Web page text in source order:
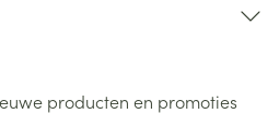
producten en promoties